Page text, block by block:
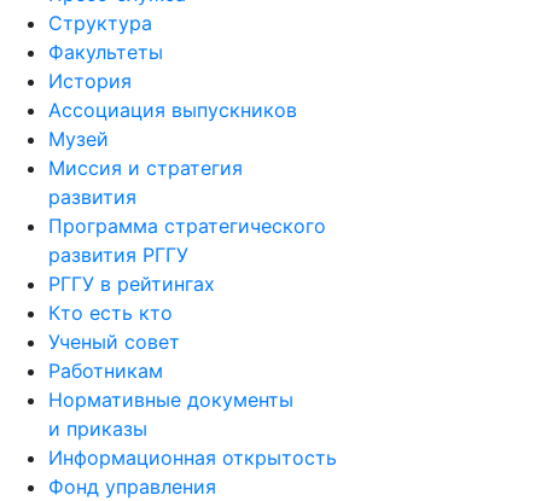
Структура
Факультеты
История
Ассоциация выпускников
Музей
Миссия и стратегия
развития
Программа стратегического
развития РГГУ
РГГУ в рейтингах
Кто есть кто
Ученый совет
Работникам
Нормативные документы
и приказы
Информационная открытость
Фонд управления